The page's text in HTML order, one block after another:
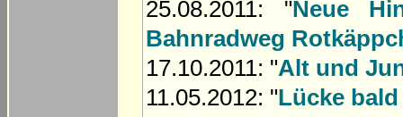
25.08.2011: "Neue
Bahnradweg
17.10.2011: "Alt und
11.05.2012: "Lücke